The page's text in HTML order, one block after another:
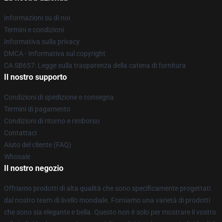
Informazioni su di noi
Termini e condizioni
Informativa sulla privacy
DMCA - Informativa sul copyright
CA SB657: Legge sulla trasparenza della catena di fornitura
Il nostro supporto
Condizioni di spedizione e consegna
Termini di pagamento
Condizioni di ritorno e rimborso
Contattaci
Aiuto del cliente (FAQ)
Whosale
Il nostro negozio
Offriamo prodotti di alta qualità che sono specificamente progettati
dal nostro team di livello mondiale. Forniamo una varietà di prodotti
che sono sia elegante e bella. Questo non è solo per mostrare il vostro